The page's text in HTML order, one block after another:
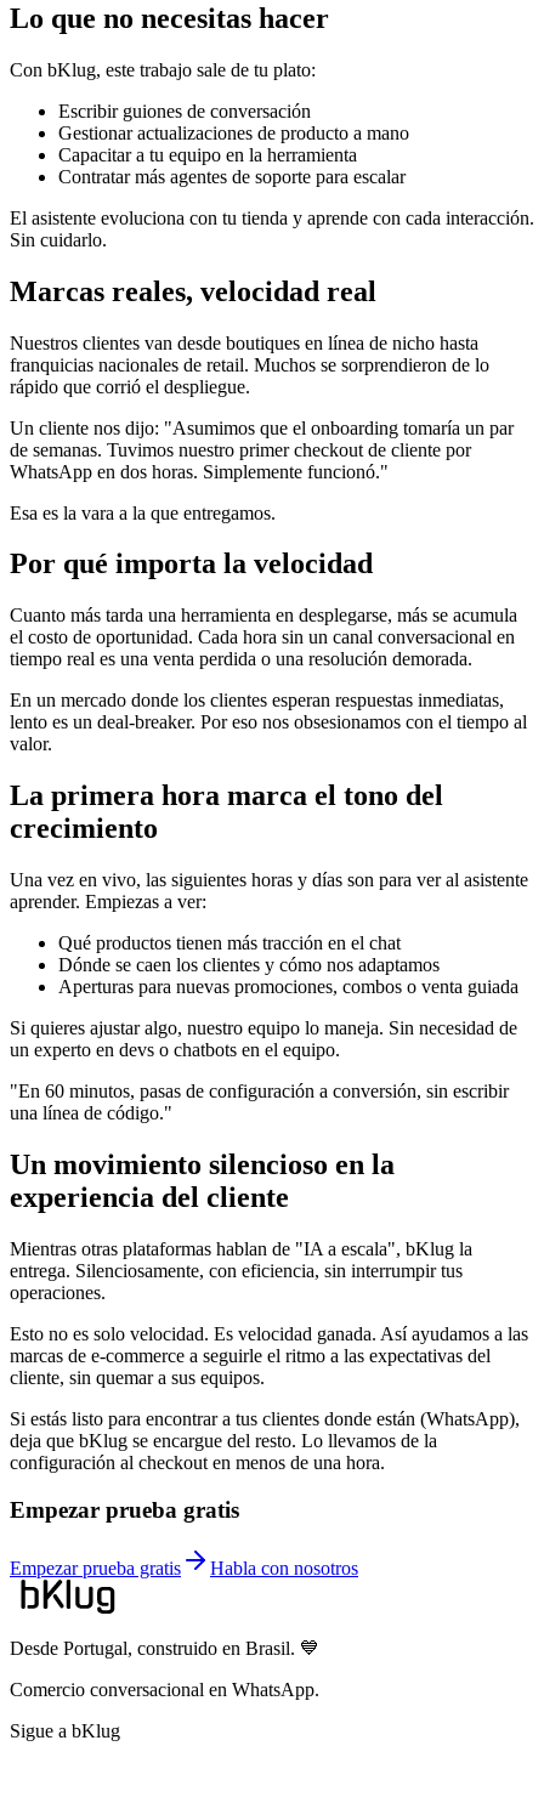
Lo que no necesitas hacer
Con bKlug, este trabajo sale de tu plato:
Escribir guiones de conversación
Gestionar actualizaciones de producto a mano
Capacitar a tu equipo en la herramienta
Contratar más agentes de soporte para escalar
El asistente evoluciona con tu tienda y aprende con cada interacción.
Sin cuidarlo.
Marcas reales, velocidad real
Nuestros clientes van desde boutiques en línea de nicho hasta
franquicias nacionales de retail. Muchos se sorprendieron de lo
rápido que corrió el despliegue.
Un cliente nos dijo: "Asumimos que el onboarding tomaría un par
de semanas. Tuvimos nuestro primer checkout de cliente por
WhatsApp en dos horas. Simplemente funcionó."
Esa es la vara a la que entregamos.
Por qué importa la velocidad
Cuanto más tarda una herramienta en desplegarse, más se acumula
el costo de oportunidad. Cada hora sin un canal conversacional en
tiempo real es una venta perdida o una resolución demorada.
En un mercado donde los clientes esperan respuestas inmediatas,
lento es un deal-breaker. Por eso nos obsesionamos con el tiempo al
valor.
La primera hora marca el tono del
crecimiento
Una vez en vivo, las siguientes horas y días son para ver al asistente
aprender. Empiezas a ver:
Qué productos tienen más tracción en el chat
Dónde se caen los clientes y cómo nos adaptamos
Aperturas para nuevas promociones, combos o venta guiada
Si quieres ajustar algo, nuestro equipo lo maneja. Sin necesidad de
un experto en devs o chatbots en el equipo.
"En 60 minutos, pasas de configuración a conversión, sin escribir
una línea de código."
Un movimiento silencioso en la
experiencia del cliente
Mientras otras plataformas hablan de "IA a escala", bKlug la
entrega. Silenciosamente, con eficiencia, sin interrumpir tus
operaciones.
Esto no es solo velocidad. Es velocidad ganada. Así ayudamos a las
marcas de e-commerce a seguirle el ritmo a las expectativas del
cliente, sin quemar a sus equipos.
Si estás listo para encontrar a tus clientes donde están (WhatsApp),
deja que bKlug se encargue del resto. Lo llevamos de la
configuración al checkout en menos de una hora.
Empezar prueba gratis
Empezar prueba gratis Habla con nosotros
Desde Portugal, construido en Brasil. 💙
Comercio conversacional en WhatsApp.
Sigue a bKlug